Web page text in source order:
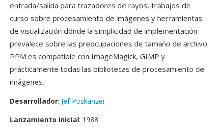
entrada/salida para trazadores de rayos, trabajos de
curso sobre procesamiento de imágenes y herramientas
de visualización dónde la simplicidad de implementación
prevalece sobre las preocupaciones de tamaño de archivo.
PPM es compatible con ImageMagick, GIMP y
prácticamente todas las bibliotecas de procesamiento de
imágenes.
Desarrollador: Jef Poskanzer
Lanzamiento inicial: 1988